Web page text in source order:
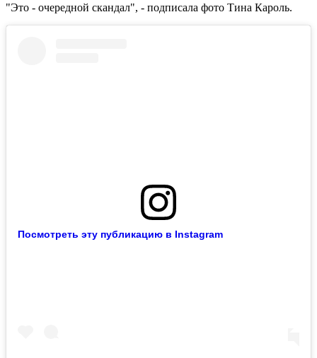
"Это - очередной скандал", - подписала фото Тина Кароль.
Посмотреть эту публикацию в Instagram